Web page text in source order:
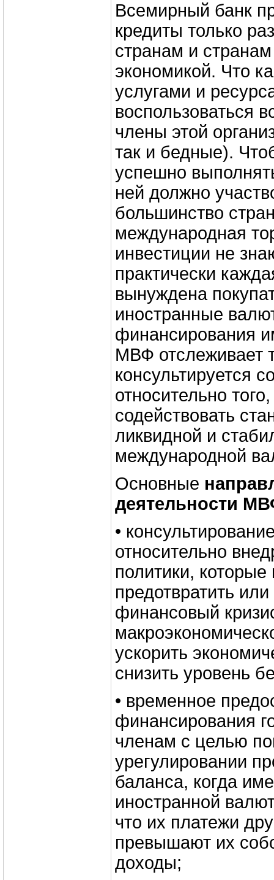
Всемирный банк
кредиты только
странам и
экономикой. Что
услугами и
воспользоваться
члены этой
так и бедные).
успешно
ней должно
большинство
международная
инвестиции не
практически
вынуждена
иностранные
финансирования
МВФ отслеживает
консультируется
относительно
содействовать
ликвидной и
международной
Основные
деятельности
•
относительно
политики,
предотвратить
финансовый
ускорить
снизить уровень
• временное
финансирования
членам с целью
урегулировании
баланса, когда
иностранной
что их платежи
превышают их
доходы;